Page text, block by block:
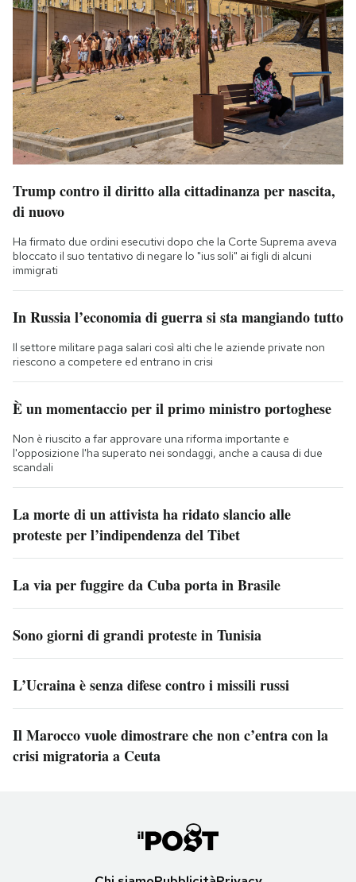
Trump contro il diritto alla cittadinanza per nascita,
di nuovo
Ha firmato due ordini esecutivi dopo che la Corte Suprema aveva
bloccato il suo tentativo di negare lo "ius soli" ai figli di alcuni
immigrati
In Russia l’economia di guerra si sta mangiando tutto
Il settore militare paga salari così alti che le aziende private non
riescono a competere ed entrano in crisi
È un momentaccio per il primo ministro portoghese
Non è riuscito a far approvare una riforma importante e
l'opposizione l'ha superato nei sondaggi, anche a causa di due
scandali
La morte di un attivista ha ridato slancio alle
proteste per l’indipendenza del Tibet
La via per fuggire da Cuba porta in Brasile
Sono giorni di grandi proteste in Tunisia
L’Ucraina è senza difese contro i missili russi
Il Marocco vuole dimostrare che non c’entra con la
crisi migratoria a Ceuta